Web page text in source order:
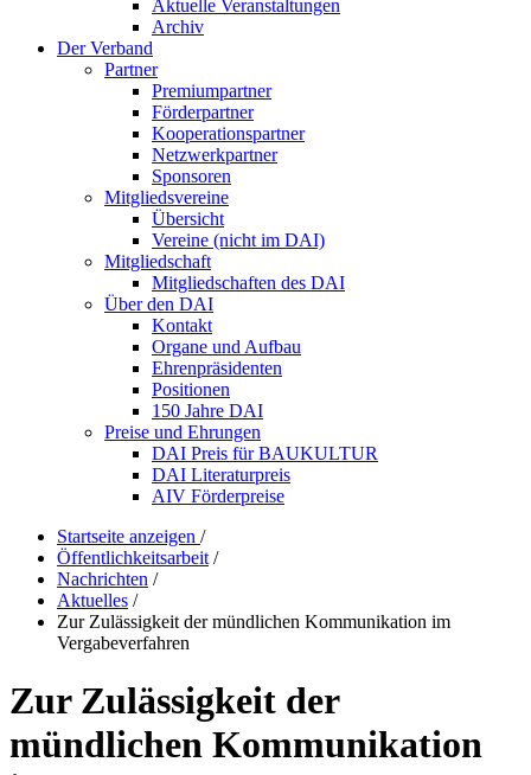
Aktuelle Veranstaltungen
Archiv
Der Verband
Partner
Premiumpartner
Förderpartner
Kooperationspartner
Netzwerkpartner
Sponsoren
Mitgliedsvereine
Übersicht
Vereine (nicht im DAI)
Mitgliedschaft
Mitgliedschaften des DAI
Über den DAI
Kontakt
Organe und Aufbau
Ehrenpräsidenten
Positionen
150 Jahre DAI
Preise und Ehrungen
DAI Preis für BAUKULTUR
DAI Literaturpreis
AIV Förderpreise
Startseite anzeigen /
Öffentlichkeitsarbeit /
Nachrichten /
Aktuelles /
Zur Zulässigkeit der mündlichen Kommunikation im
Vergabeverfahren
Zur Zulässigkeit der
mündlichen Kommunikation